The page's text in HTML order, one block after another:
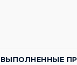
ВЫПОЛНЕННЫЕ